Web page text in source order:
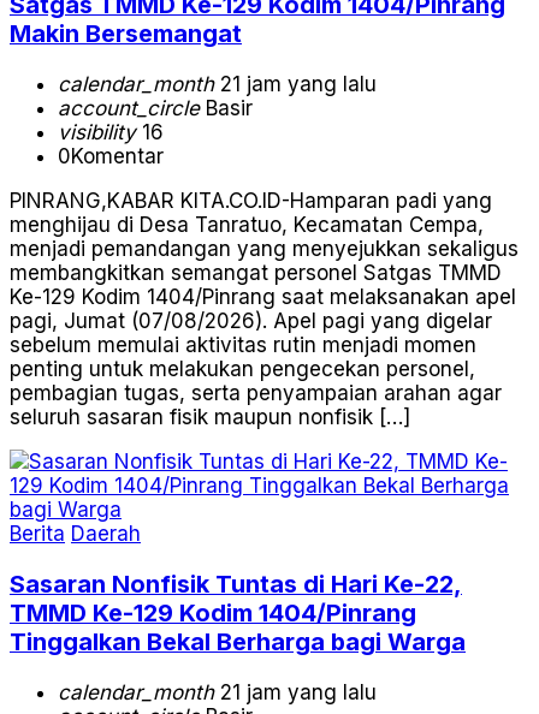
Makin Bersemangat
calendar_month21 jam yang lalu
account_circleBasir
visibility16
0Komentar
PINRANG,KABAR KITA.CO.ID-Hamparan padi yang
menghijau di Desa Tanratuo, Kecamatan Cempa,
menjadi pemandangan yang menyejukkan sekaligus
membangkitkan semangat personel Satgas TMMD
Ke-129 Kodim 1404/Pinrang saat melaksanakan apel
pagi, Jumat (07/08/2026). Apel pagi yang digelar
sebelum memulai aktivitas rutin menjadi momen
penting untuk melakukan pengecekan personel,
pembagian tugas, serta penyampaian arahan agar
seluruh sasaran fisik maupun nonfisik […]
Berita Daerah
Sasaran Nonfisik Tuntas di Hari Ke-22,
TMMD Ke-129 Kodim 1404/Pinrang
Tinggalkan Bekal Berharga bagi Warga
calendar_month21 jam yang lalu